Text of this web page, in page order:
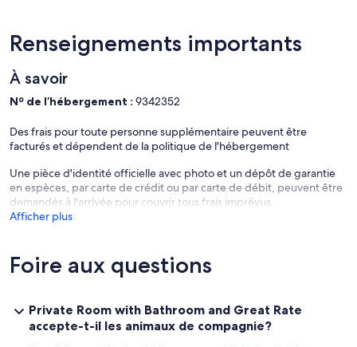
Renseignements importants
À savoir
Nº de l’hébergement : 9342352
Des frais pour toute personne supplémentaire peuvent être
facturés et dépendent de la politique de l'hébergement
Une pièce d'identité officielle avec photo et un dépôt de garantie
en espèces, par carte de crédit ou par carte de débit, peuvent être
demandés à l'arrivée pour couvrir tous frais imprévus
Afficher plus
Foire aux questions
Private Room with Bathroom and Great Rate
accepte-t-il les animaux de compagnie?